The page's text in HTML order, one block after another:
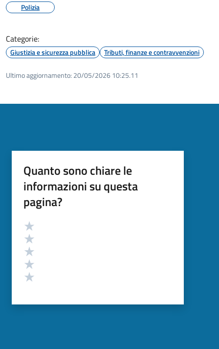
Polizia
Categorie:
Giustizia e sicurezza pubblica Tributi, finanze e contravvenzioni
Ultimo aggiornamento: 20/05/2026 10:25.11
Quanto sono chiare le
informazioni su questa
pagina?
Valutazione